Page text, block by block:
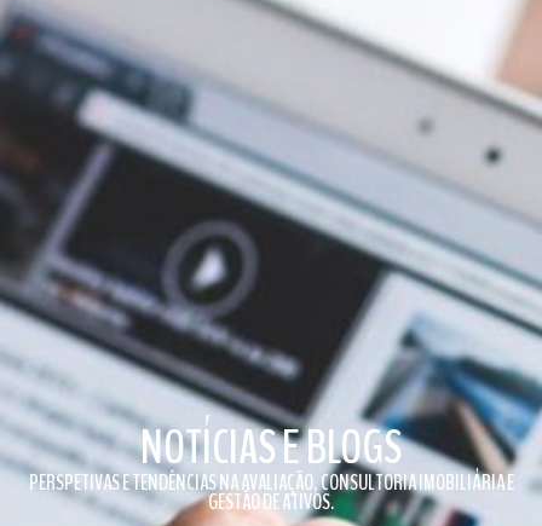
NOTÍCIAS E BLOGS
PERSPETIVAS E TENDÊNCIAS NA AVALIAÇÃO, CONSULTORIA IMOBILIÁRIA E
GESTÃO DE ATIVOS.